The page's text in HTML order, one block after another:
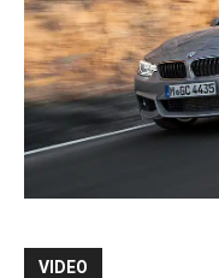
VIDEO